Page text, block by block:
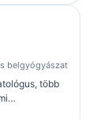
belgyógyászat
több
területén.